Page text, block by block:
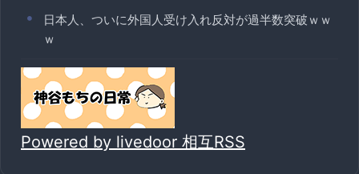
日本人、ついに外国人受け入れ反対が過半数突破ｗｗ
ｗ
Powered by livedoor 相互RSS